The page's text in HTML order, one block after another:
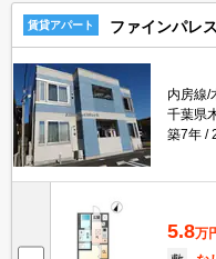
賃貸アパート ファインパレ
内房線/
千葉県
築7年
5.8万